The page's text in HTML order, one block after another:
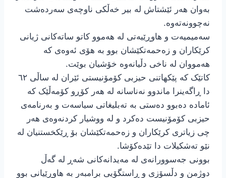
بەوان هەر ئێشتاش لە بیر خەڵکی ناوچەی سەردەشت
نەچوونەتەوە.
سەمیمیەت و هاوڕێیەتی لە هەموو کاتو ساتەکانی ژیانی
کرێکاران و زەحمەتکێشان بوو بە هۆی ئەوەی کە
هەمووان لە ناخی دڵیانەوە خۆشیان بوێت.
کاتێک کە پێکهاتنی حیزبی کۆمۆنیستی ئێران لە ساڵی ٦٢
دا ڕاگەینرا ماندوو نەناسانە لە هەر کۆڕو کۆمەڵێک کە
ئامادە دەبوو دەستی بە تەبلیغاتی سیاسەت و بەرنامەی
حیزبی کۆمۆنیست دەکرد و لە ووشیار کردنەوەی هەر
چی زیاتری کرێکاران و زەحمەتکێشان بۆ ڕێکخستنیان لە
نێو تەشکیلات دا تێدەکۆشا.
بوونی جەسوورانەی لە مەیدانەکانی شەڕ لە گەڵ
دوژمن و دڵسۆزی و ڕاستگۆیی برامبەر بە هاوڕێیانی بوو